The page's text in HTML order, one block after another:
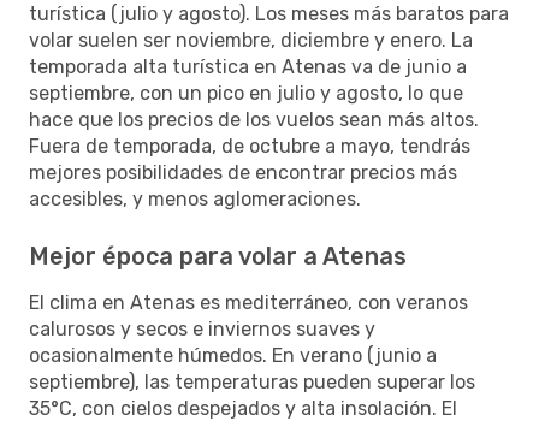
turística (julio y agosto). Los meses más baratos para
volar suelen ser noviembre, diciembre y enero. La
temporada alta turística en Atenas va de junio a
septiembre, con un pico en julio y agosto, lo que
hace que los precios de los vuelos sean más altos.
Fuera de temporada, de octubre a mayo, tendrás
mejores posibilidades de encontrar precios más
accesibles, y menos aglomeraciones.
Mejor época para volar a Atenas
El clima en Atenas es mediterráneo, con veranos
calurosos y secos e inviernos suaves y
ocasionalmente húmedos. En verano (junio a
septiembre), las temperaturas pueden superar los
35°C, con cielos despejados y alta insolación. El